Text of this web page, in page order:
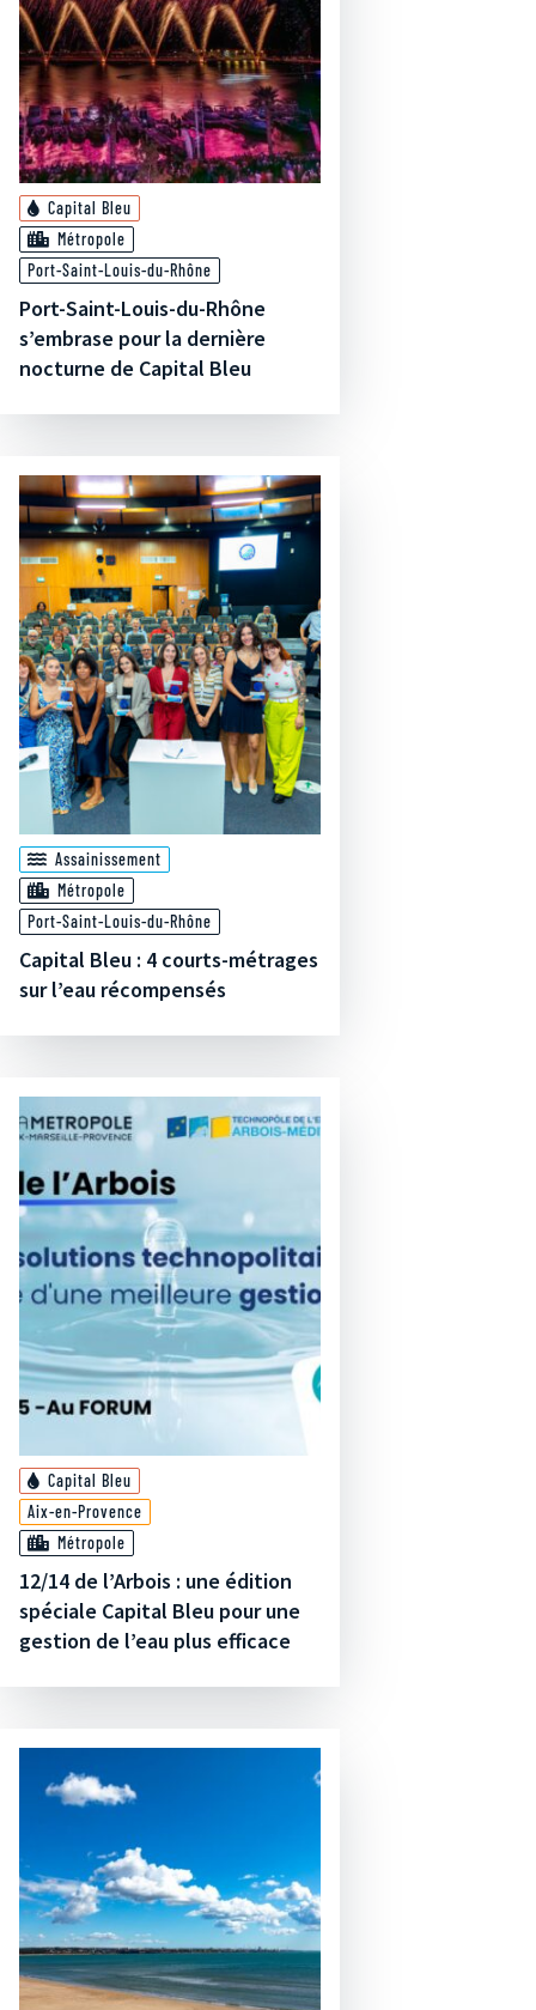
Capital Bleu
Métropole
Port-Saint-Louis-du-Rhône
Port-Saint-Louis-du-Rhône
s’embrase pour la dernière
nocturne de Capital Bleu
Assainissement
Métropole
Port-Saint-Louis-du-Rhône
Capital Bleu : 4 courts-métrages
sur l’eau récompensés
Capital Bleu
Aix-en-Provence
Métropole
12/14 de l’Arbois : une édition
spéciale Capital Bleu pour une
gestion de l’eau plus efficace